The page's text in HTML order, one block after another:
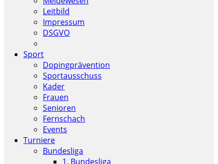
Leitbild
Impressum
DSGVO
Sport
Dopingprävention
Sportausschuss
Kader
Frauen
Senioren
Fernschach
Events
Turniere
Bundesliga
1. Bundesliga